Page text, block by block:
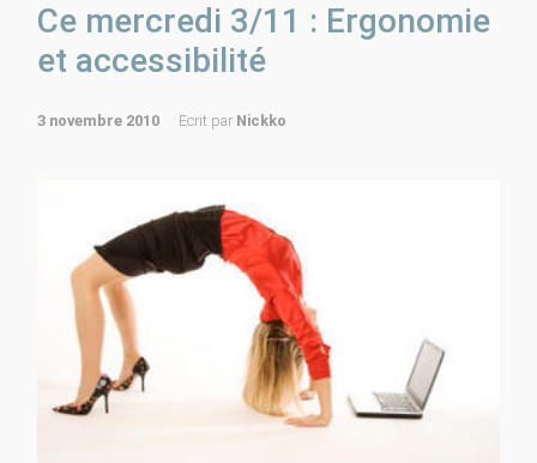
Ce mercredi 3/11 : Ergonomie
et accessibilité
3 novembre 2010 Ecrit par Nickko